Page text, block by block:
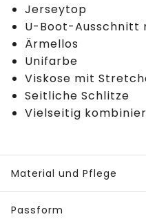
Jerseytop
U-Boot-
Ärmellos
Unifarbe
Viskose mit
Seitliche Schlitze
Vielseitig
Material und Pflege
Passform